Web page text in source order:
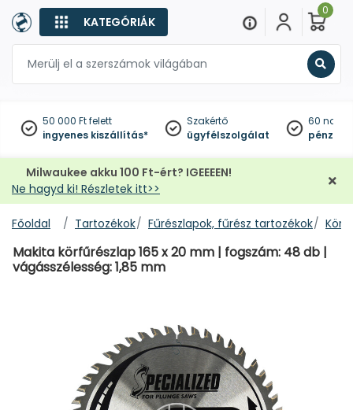
KATEGÓRIÁK
0
50 000 Ft felett
ingyenes kiszállítás*
Szakértő
ügyfélszolgálat
60
Milwaukee akku 100 Ft-ért? IGEEEEN!
Ne hagyd ki! Részletek itt>>
Főoldal Tartozékok Fűrészlapok, fűrész tartozékok
Makita körfűrészlap 165 x 20 mm | fogszám: 48 db |
vágásszélesség: 1,85 mm